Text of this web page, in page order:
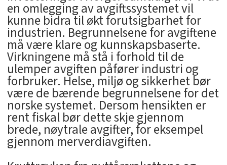
en omlegging av avgiftssystemet vil
kunne bidra til økt forutsigbarhet for
industrien. Begrunnelsene for avgiftene
må være klare og kunnskapsbaserte.
Virkningene må stå i forhold til de
ulemper avgiften påfører industri og
forbruker. Helse, miljø og sikkerhet bør
være de bærende begrunnelsene for det
norske systemet. Dersom hensikten er
rent fiskal bør dette skje gjennom
brede, nøytrale avgifter, for eksempel
gjennom merverdiavgiften.